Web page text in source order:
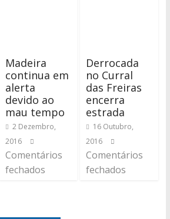
Madeira
continua em
alerta
devido ao
mau tempo
2 Dezembro,
2016
Comentários
fechados
Derrocada
no Curral
das Freiras
encerra
estrada
16 Outubro,
2016
Comentários
fechados